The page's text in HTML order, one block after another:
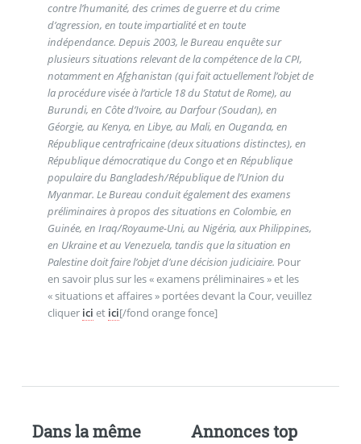
contre l’humanité, des crimes de guerre et du crime
d’agression, en toute impartialité et en toute
indépendance. Depuis 2003, le Bureau enquête sur
plusieurs situations relevant de la compétence de la CPI,
notamment en Afghanistan (qui fait actuellement l’objet de
la procédure visée à l’article 18 du Statut de Rome), au
Burundi, en Côte d’Ivoire, au Darfour (Soudan), en
Géorgie, au Kenya, en Libye, au Mali, en Ouganda, en
République centrafricaine (deux situations distinctes), en
République démocratique du Congo et en République
populaire du Bangladesh/République de l’Union du
Myanmar. Le Bureau conduit également des examens
préliminaires à propos des situations en Colombie, en
Guinée, en Iraq/Royaume-Uni, au Nigéria, aux Philippines,
en Ukraine et au Venezuela, tandis que la situation en
Palestine doit faire l’objet d’une décision judiciaire. Pour
en savoir plus sur les « examens préliminaires » et les
« situations et affaires » portées devant la Cour, veuillez
cliquer ici et ici[/fond orange fonce]
Dans la même
Annonces top